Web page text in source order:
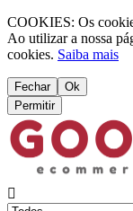
COOKIES: Os
Ao utilizar a nossa
cookies. Saiba mais
Fechar
Ok
Permitir
